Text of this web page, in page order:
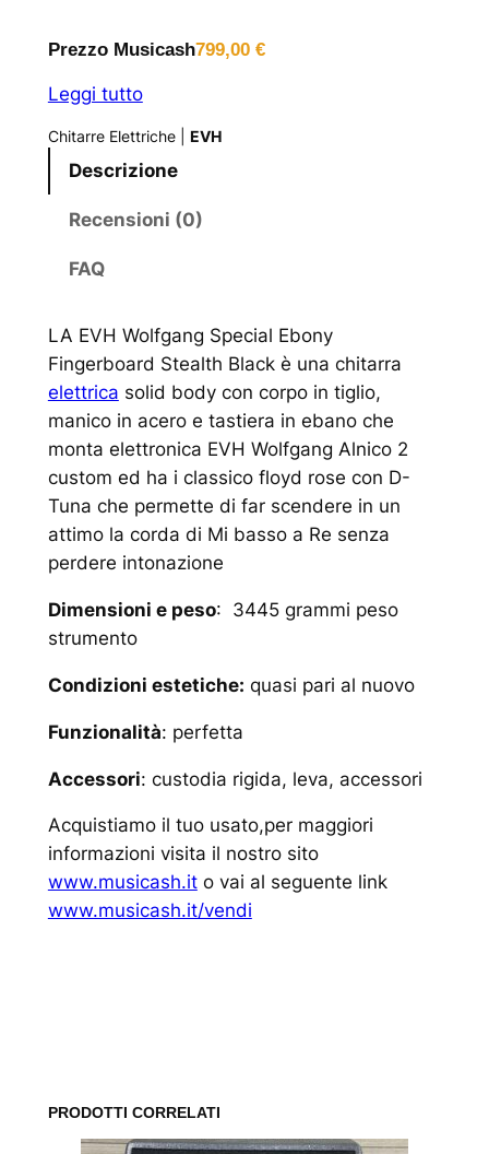
Prezzo Musicash799,00 €
Leggi tutto
Chitarre Elettriche| EVH
Descrizione
Recensioni (0)
FAQ
LA EVH Wolfgang Special Ebony
Fingerboard Stealth Black è una chitarra
elettrica solid body con corpo in tiglio,
manico in acero e tastiera in ebano che
monta elettronica EVH Wolfgang Alnico 2
custom ed ha i classico floyd rose con D-
Tuna che permette di far scendere in un
attimo la corda di Mi basso a Re senza
perdere intonazione
Dimensioni e peso: 3445 grammi peso
strumento
Condizioni estetiche: quasi pari al nuovo
Funzionalità: perfetta
Accessori: custodia rigida, leva, accessori
Acquistiamo il tuo usato,per maggiori
informazioni visita il nostro sito
www.musicash.ito vai al seguente link
www.musicash.it/vendi
PRODOTTI CORRELATI